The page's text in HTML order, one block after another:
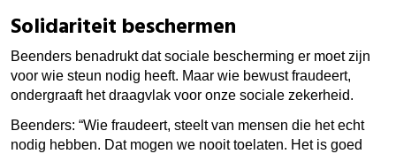
Solidariteit beschermen
Beenders benadrukt dat sociale bescherming er moet zijn
voor wie steun nodig heeft. Maar wie bewust fraudeert,
ondergraaft het draagvlak voor onze sociale zekerheid.
Beenders: “Wie fraudeert, steelt van mensen die het echt
nodig hebben. Dat mogen we nooit toelaten. Het is goed